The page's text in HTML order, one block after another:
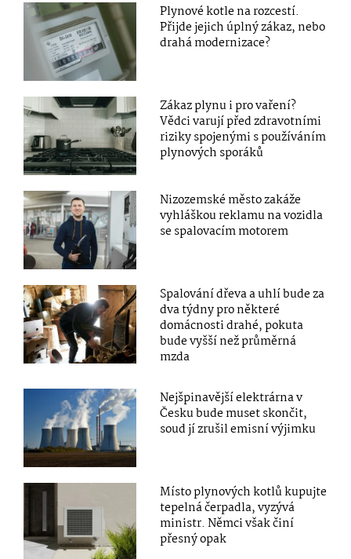
Plynové kotle na rozcestí.
Přijde jejich úplný zákaz, nebo
drahá modernizace?
Zákaz plynu i pro vaření?
Vědci varují před zdravotními
riziky spojenými s používáním
plynových sporáků
Nizozemské město zakáže
vyhláškou reklamu na vozidla
se spalovacím motorem
Spalování dřeva a uhlí bude za
dva týdny pro některé
domácnosti drahé, pokuta
bude vyšší než průměrná
mzda
Nejšpinavější elektrárna v
Česku bude muset skončit,
soud jí zrušil emisní výjimku
Místo plynových kotlů kupujte
tepelná čerpadla, vyzývá
ministr. Němci však činí
přesný opak